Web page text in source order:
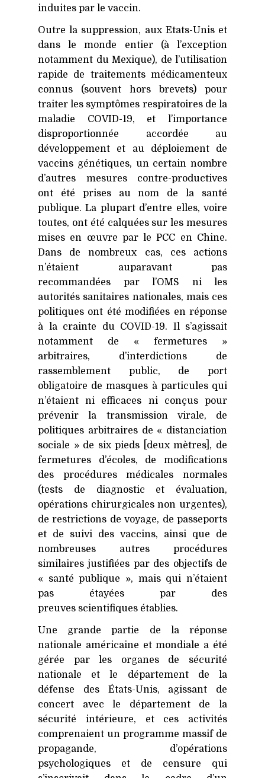
induites par le vaccin.
Outre la suppression, aux Etats-Unis et
dans le monde entier (à l’exception
notamment du Mexique), de l’utilisation
rapide de traitements médicamenteux
connus (souvent hors brevets) pour
traiter les symptômes respiratoires de la
maladie COVID-19, et l’importance
disproportionnée accordée au
développement et au déploiement de
vaccins génétiques, un certain nombre
d’autres mesures contre-productives
ont été prises au nom de la santé
publique. La plupart d’entre elles, voire
toutes, ont été calquées sur les mesures
mises en œuvre par lePCC en Chine.
Dans de nombreux cas, ces actions
n’étaient auparavant pas
recommandées par l’OMS ni les
autorités sanitaires nationales, mais ces
politiques ont été modifiées en réponse
à la crainte du COVID-19. Il s’agissait
notamment de « fermetures »
arbitraires, d’interdictions de
rassemblement public, de port
obligatoire de masques à particules qui
n’étaient ni efficaces ni conçus pour
prévenir la transmission virale, de
politiques arbitraires de « distanciation
sociale » de six pieds [deux mètres], de
fermetures d’écoles, de modifications
des procédures médicales normales
(tests de diagnostic et évaluation,
opérations chirurgicales non urgentes),
de restrictions de voyage, de passeports
et de suivi des vaccins, ainsi que de
nombreuses autres procédures
similaires justifiées par des objectifs de
« santé publique », mais qui n’étaient
pas étayées par des
preuves scientifiques établies.
Une grande partie de la réponse
nationale américaine et mondiale a été
gérée par les organes de sécurité
nationale et le département de la
défense des États-Unis, agissant de
concert avec le département de la
sécurité intérieure, et ces activités
comprenaient un programme massif de
propagande, d’opérations
psychologiques et de censure qui